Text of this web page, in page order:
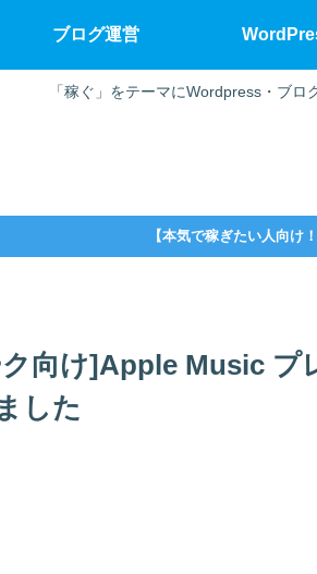
「稼ぐ」をテーマにWordpress・ブ
ブログ運営
【本気で稼ぎたい人向け
向け]Apple Music プ
した